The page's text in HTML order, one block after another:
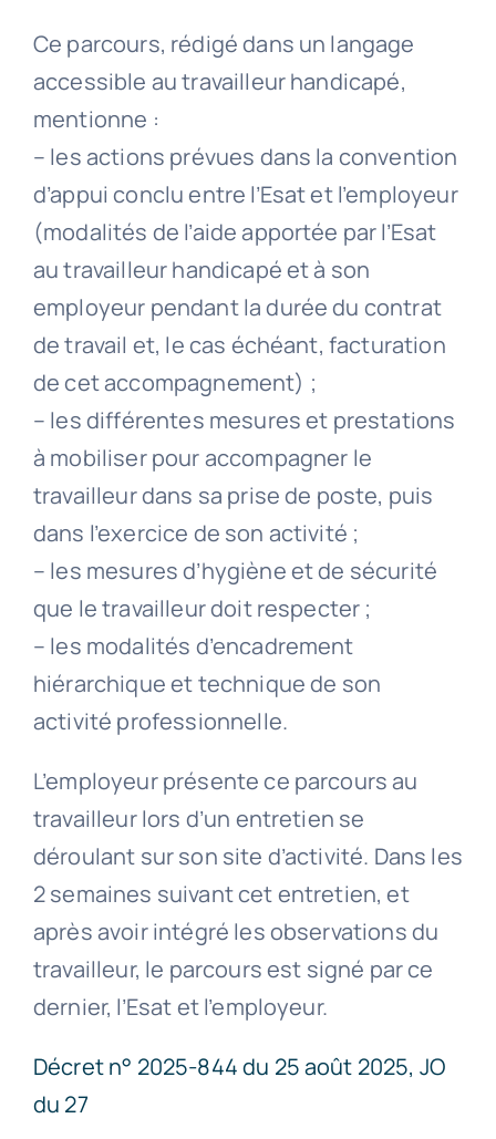
Ce parcours, rédigé dans un langage
accessible au travailleur handicapé,
mentionne :
– les actions prévues dans la convention
d’appui conclu entre l’Esat et l’employeur
(modalités de l’aide apportée par l’Esat
au travailleur handicapé et à son
employeur pendant la durée du contrat
de travail et, le cas échéant, facturation
de cet accompagnement) ;
– les différentes mesures et prestations
à mobiliser pour accompagner le
travailleur dans sa prise de poste, puis
dans l’exercice de son activité ;
– les mesures d’hygiène et de sécurité
que le travailleur doit respecter ;
– les modalités d’encadrement
hiérarchique et technique de son
activité professionnelle.
L’employeur présente ce parcours au
travailleur lors d’un entretien se
déroulant sur son site d’activité. Dans les
2 semaines suivant cet entretien, et
après avoir intégré les observations du
travailleur, le parcours est signé par ce
dernier, l’Esat et l’employeur.
Décret n° 2025-844 du 25 août 2025, JO
du 27